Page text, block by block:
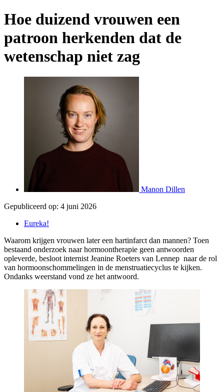
Hoe duizend vrouwen een
patroon herkenden dat de
wetenschap niet zag
Manon Dillen
Gepubliceerd op: 4 juni 2026
Eureka!
Waarom krijgen vrouwen later een hartinfarct dan mannen? Toen
bestaand onderzoek naar hormoontherapie geen antwoorden
opleverde, besloot internist Jeanine Roeters van Lennep naar de rol
van hormoonschommelingen in de menstruatiecyclus te kijken.
Ondanks weerstand vond ze het antwoord.